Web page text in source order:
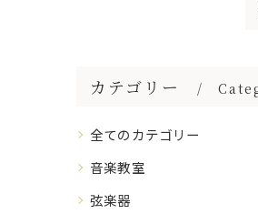
カテゴリー
全てのカテゴリー
音楽教室
弦楽器